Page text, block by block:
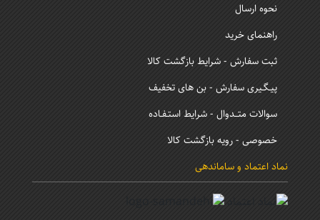
نحوه ارسال
راهنمای خرید
ثبت سفارش - شرایط بازگشت کالا
پیـگـیری سفارش - بن های تخفیف
سوالات متــدوال - شرایط استـفـاده
خصوصی - رویه بازگشت کالا
نماد اعتماد و ساماندهی